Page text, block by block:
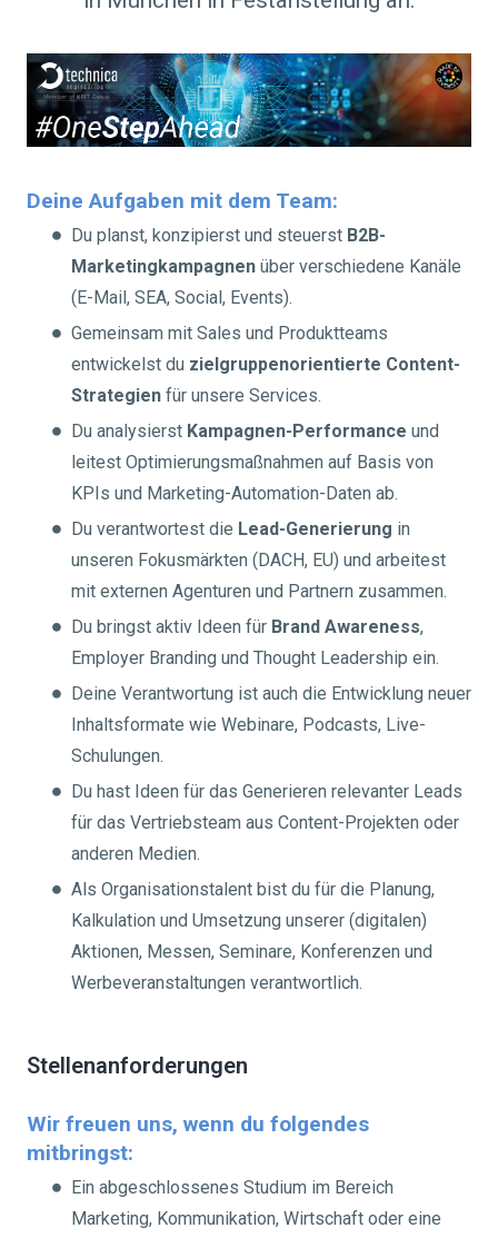
Deine Aufgaben mit dem Team:
Du planst, konzipierst und steuerst B2B-
Marketingkampagnen über verschiedene Kanäle
(E-Mail, SEA, Social, Events).
Gemeinsam mit Sales und Produktteams
entwickelst du zielgruppenorientierte Content-
Strategien für unsere Services.
Du analysierst Kampagnen-Performance und
leitest Optimierungsmaßnahmen auf Basis von
KPIs und Marketing-Automation-Daten ab.
Du verantwortest die Lead-Generierung in
unseren Fokusmärkten (DACH, EU) und arbeitest
mit externen Agenturen und Partnern zusammen.
Du bringst aktiv Ideen für Brand Awareness,
Employer Branding und Thought Leadership ein.
Deine Verantwortung ist auch die Entwicklung neuer
Inhaltsformate wie Webinare, Podcasts, Live-
Schulungen.
Du hast Ideen für das Generieren relevanter Leads
für das Vertriebsteam aus Content-Projekten oder
anderen Medien.
Als Organisationstalent bist du für die Planung,
Kalkulation und Umsetzung unserer (digitalen)
Aktionen, Messen, Seminare, Konferenzen und
Werbeveranstaltungen verantwortlich.
Stellenanforderungen
Wir freuen uns, wenn du folgendes
mitbringst:
Ein abgeschlossenes Studium im Bereich
Marketing, Kommunikation, Wirtschaft oder eine